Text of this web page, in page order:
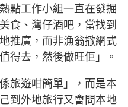
點工作小組一直在發掘
食、灣仔酒吧，當找到
推廣，而非漁翁撒網式
得去，然後做旺佢」。
旅遊咁簡單」，而是本
到外地旅行又會問本地